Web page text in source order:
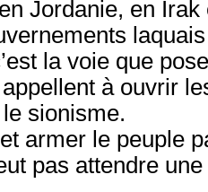
Jordanie, en
la voie que
à ouvrir
sionisme.
armer le peuple
pas attendre